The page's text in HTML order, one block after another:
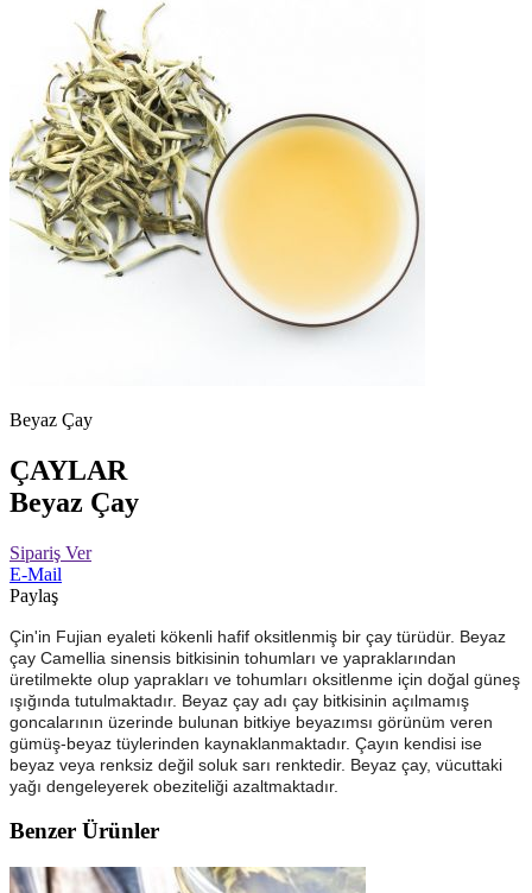
Beyaz Çay
ÇAYLAR
Beyaz Çay
Sipariş Ver
E-Mail
Paylaş
Çin'in Fujian eyaleti kökenli hafif oksitlenmiş bir çay türüdür. Beyaz
çay Camellia sinensis bitkisinin tohumları ve yapraklarından
üretilmekte olup yaprakları ve tohumları oksitlenme için doğal güneş
ışığında tutulmaktadır. Beyaz çay adı çay bitkisinin açılmamış
goncalarının üzerinde bulunan bitkiye beyazımsı görünüm veren
gümüş-beyaz tüylerinden kaynaklanmaktadır. Çayın kendisi ise
beyaz veya renksiz değil soluk sarı renktedir. Beyaz çay, vücuttaki
yağı dengeleyerek obeziteliği azaltmaktadır.
Benzer Ürünler